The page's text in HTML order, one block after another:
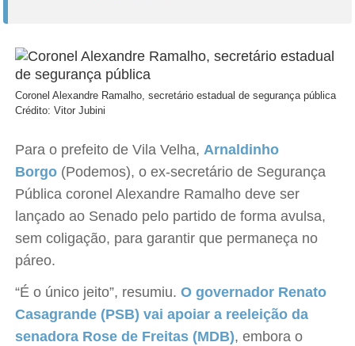
Coronel Alexandre Ramalho, secretário estadual de segurança pública
Crédito: Vitor Jubini
Para o prefeito de Vila Velha,Arnaldinho
Borgo (Podemos), o ex-secretário de Segurança
Pública coronel Alexandre Ramalho deve ser
lançado ao Senado pelo partido de forma avulsa,
sem coligação, para garantir que permaneça no
páreo.
“É o único jeito”, resumiu.O governador Renato
Casagrande (PSB) vai apoiar a reeleição da
senadora Rose de Freitas (MDB), embora o